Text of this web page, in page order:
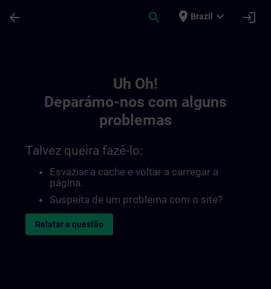
arrow_back search place Brazil expand_more login
Uh Oh!
Deparámo-nos com alguns
problemas
Talvez queira fazê-lo:
Esvaziar a cache e voltar a carregar a
página.
Suspeita de um problema com o site?
Relatar a questão